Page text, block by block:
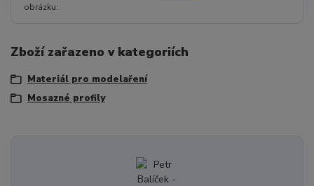
obrázku
Zboží zařazeno v kategoriích
Materiál pro modelaření
Mosazné profily